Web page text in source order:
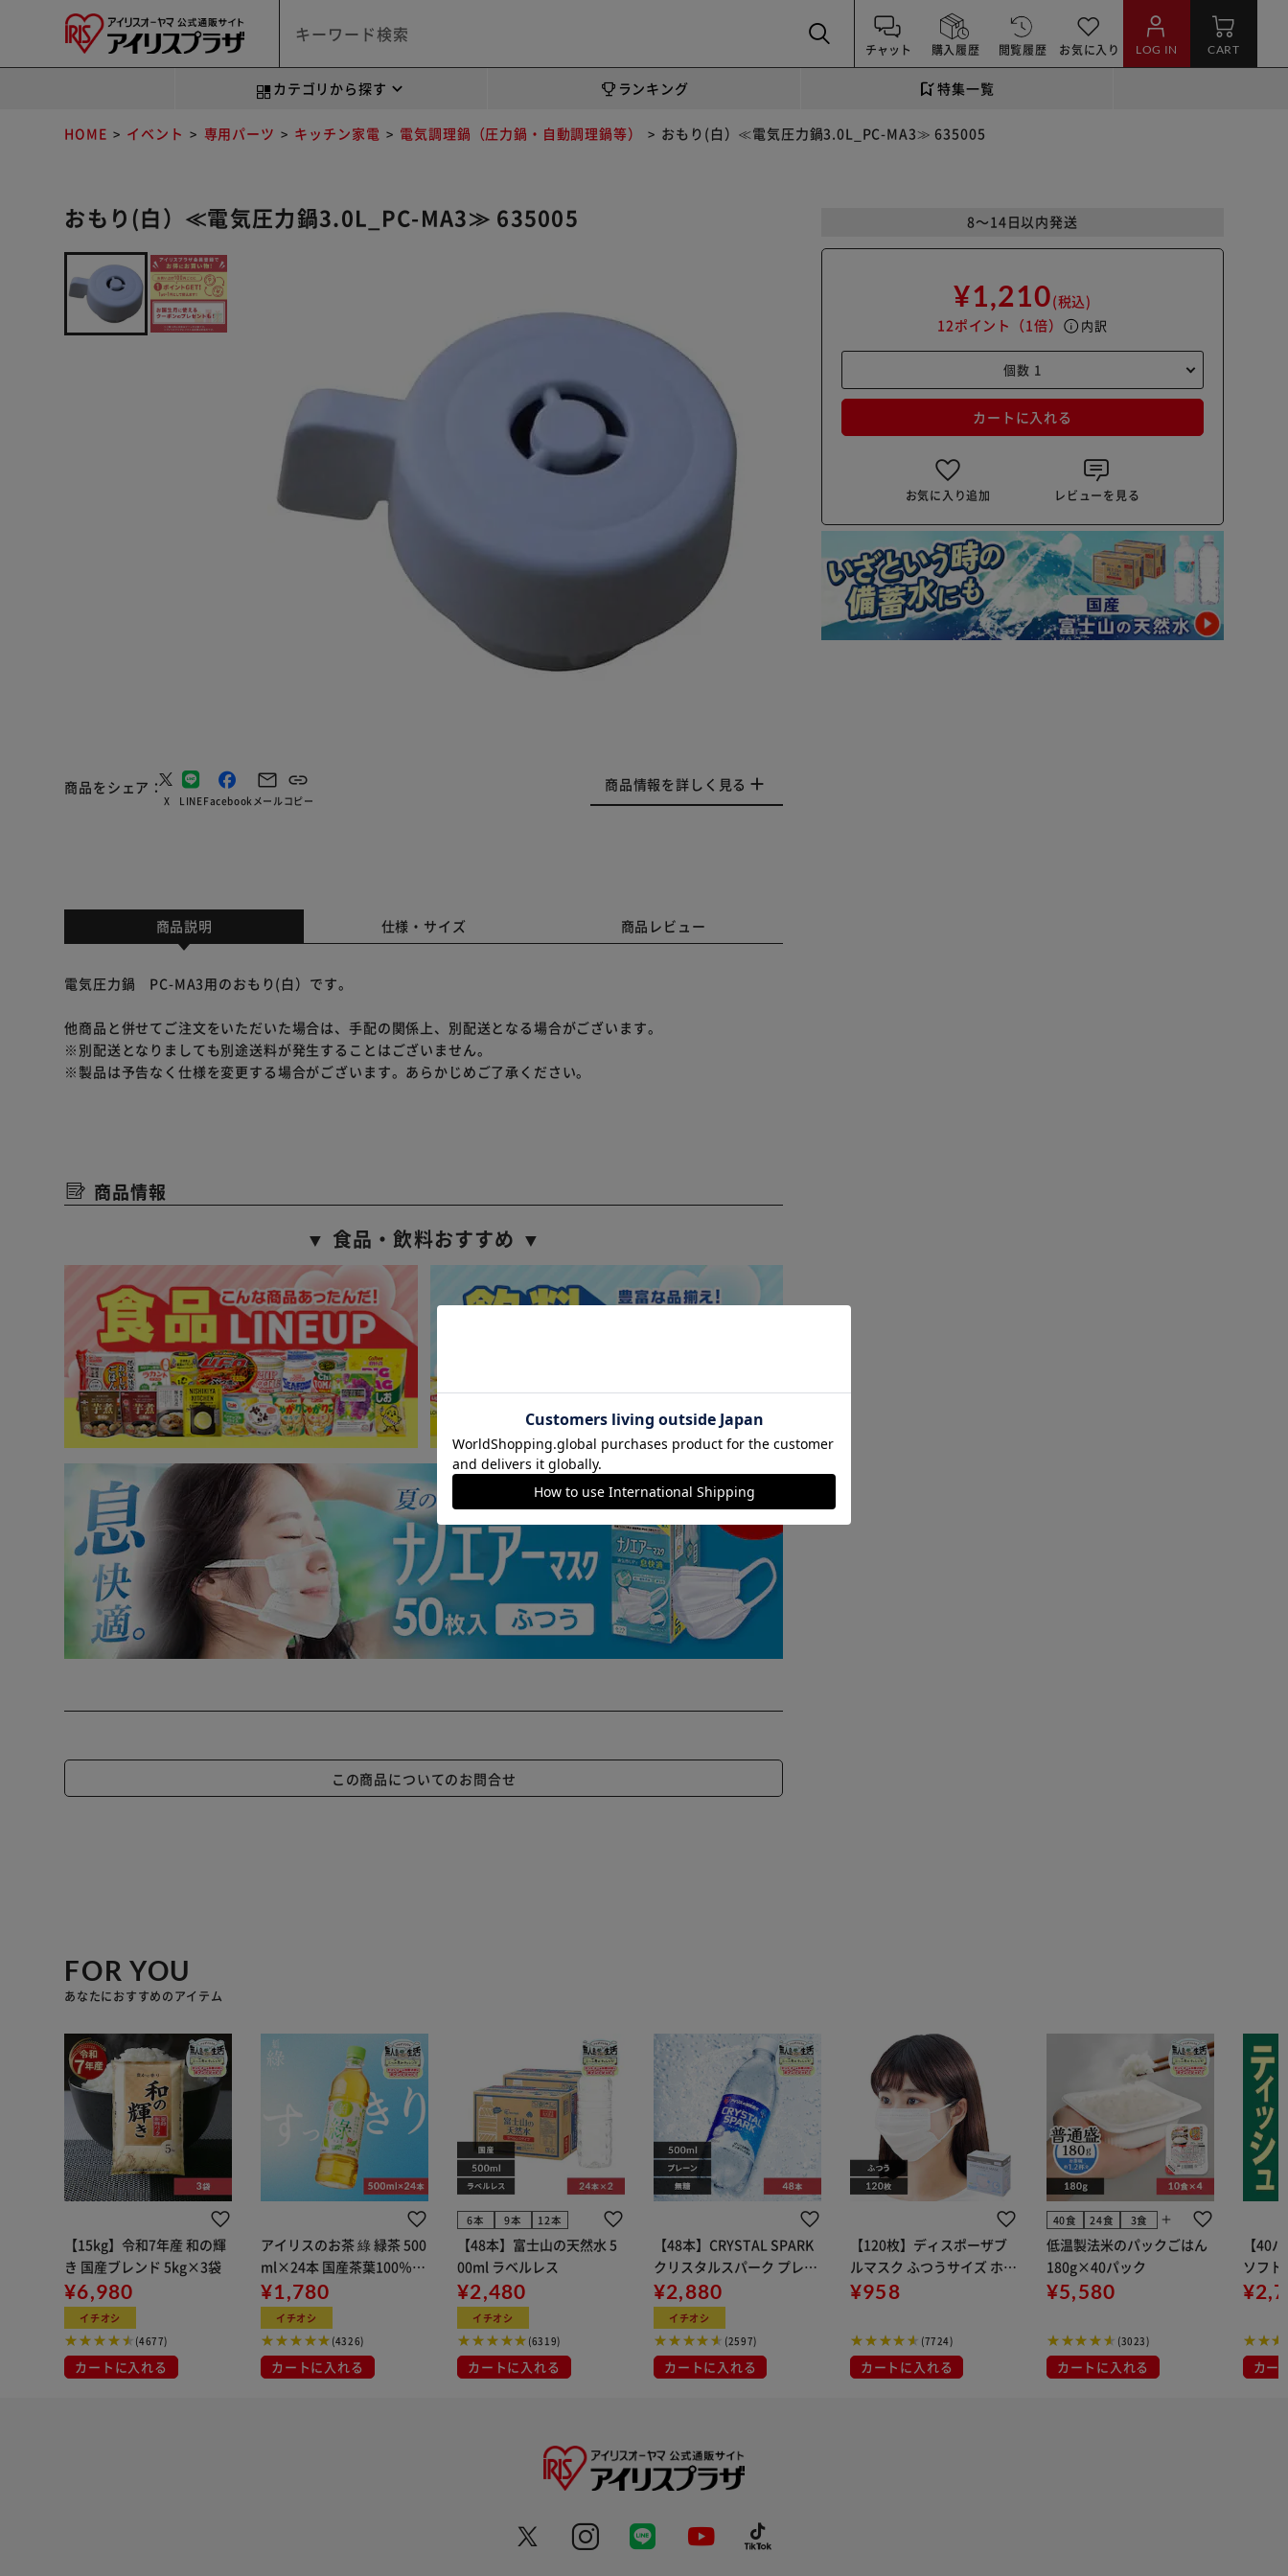
チャット 購入履歴 閲覧履歴 お気に入り LOG IN CART
カテゴリから探す ランキング 特集一覧
HOME イベント 専用パーツ キッチン家電 電気調理鍋（圧力鍋・自動調理鍋等） おもり(白）≪電気圧力鍋3.0L_PC-MA3≫ 635005
おもり(白）≪電気圧力鍋3.0L_PC-MA3≫ 635005
商品をシェア
X LINEFacebook メールコピー
商品情報を詳しく見る
8～14日以内発送
¥1,210(税込)
12ポイント （1倍） info 内訳
カートに入れる
お気に入り追加 レビューを見る
商品説明 仕様・サイズ 商品レビュー
電気圧力鍋 PC-MA3用のおもり(白）です。
他商品と併せてご注文をいただいた場合は、手配の関係上、別配送となる場合がございます。
※別配送となりましても別途送料が発生することはございません。
※製品は予告なく仕様を変更する場合がございます。あらかじめご了承ください。
商品情報
▼ 食品・飲料おすすめ ▼
この商品についてのお問合せ
FOR YOU
あなたにおすすめのアイテム
【15kg】令和7年産 和の輝
き 国産ブレンド 5kg×3袋
¥6,980
イチオシ
(4677)
カートに入れる
アイリスのお茶 綠 緑茶 500
ml×24本 国産茶葉100％使
用
¥1,780
イチオシ
(4326)
カートに入れる
6本 9本 12本
【48本】富士山の天然水 5
00ml ラベルレス
¥2,480
イチオシ
(6319)
カートに入れる
【48本】CRYSTAL SPARK
クリスタルスパーク プレー
ン 500ml
¥2,880
イチオシ
(2597)
カートに入れる
【120枚】ディスポーザブ
ルマスク ふつうサイズ ホワ
イト 大容量 DISPOSABLE
布
¥958
(7724)
カートに入れる
40食 24食 3食 add
低温製法米のパックごはん
180g×40パック
¥5,580
(3023)
カートに入れる
【40
ソフ
組) 5
カー
カートに入れる 購入手続きへ